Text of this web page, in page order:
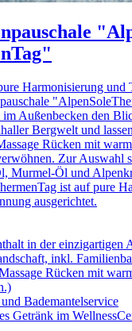
Harmonisierung und
im Außenbecken den
Bergwelt und
Rücken mit
Zur Auswahl
Murmel-Öl und
ist auf pure
ausgerichtet.
in der einzigartigen
inkl.
Rücken mit
Bademantelservice
Getränk im